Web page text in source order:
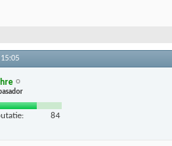
15:05
84